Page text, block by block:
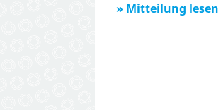
Mitteilung lesen